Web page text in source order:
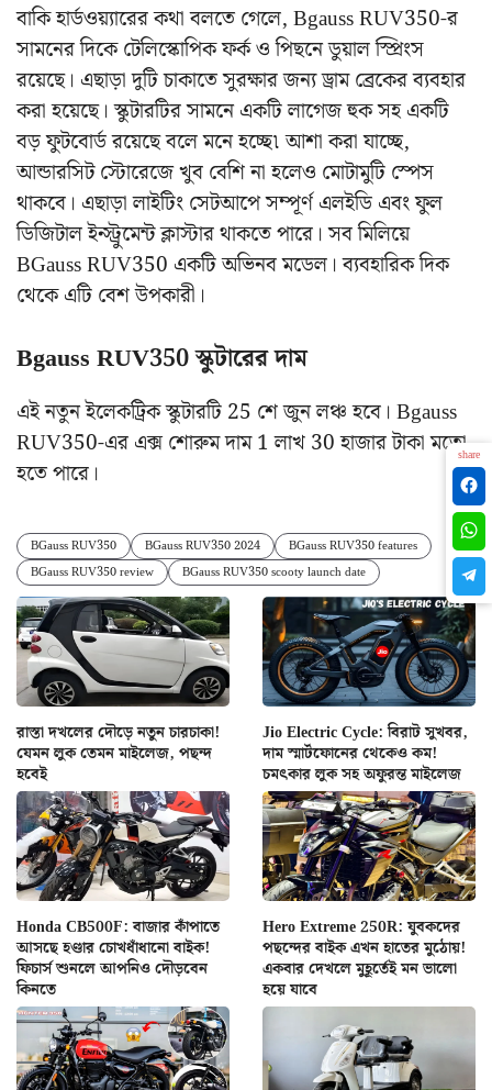
বাকি হার্ডওয়্যারের কথা বলতে গেলে, Bgauss RUV350-র
সামনের দিকে টেলিস্কোপিক ফর্ক ও পিছনে ডুয়াল স্প্রিংস
রয়েছে। এছাড়া দুটি চাকাতে সুরক্ষার জন্য ড্রাম ব্রেকের ব্যবহার
করা হয়েছে। স্কুটারটির সামনে একটি লাগেজ হুক সহ একটি
বড় ফুটবোর্ড রয়েছে বলে মনে হচ্ছে৷ আশা করা যাচ্ছে,
আন্ডারসিট স্টোরেজে খুব বেশি না হলেও মোটামুটি স্পেস
থাকবে। এছাড়া লাইটিং সেটআপে সম্পূর্ণ এলইডি এবং ফুল
ডিজিটাল ইন্স্ট্রুমেন্ট ক্লাস্টার থাকতে পারে। সব মিলিয়ে
BGauss RUV350 একটি অভিনব মডেল। ব্যবহারিক দিক
থেকে এটি বেশ উপকারী।
Bgauss RUV350 স্কুটারের দাম
এই নতুন ইলেকট্রিক স্কুটারটি 25 শে জুন লঞ্চ হবে। Bgauss
RUV350-এর এক্স শোরুম দাম 1 লাখ 30 হাজার টাকা মতো
হতে পারে।
BGauss RUV350 BGauss RUV350 2024
BGauss RUV350 features
BGauss RUV350 review
BGauss RUV350 scooty launch date
রাস্তা দখলের দৌড়ে নতুন চারচাকা!
যেমন লুক তেমন মাইলেজ, পছন্দ
হবেই
Jio Electric Cycle: বিরাট সুখবর,
দাম স্মার্টফোনের থেকেও কম!
চমৎকার লুক সহ অফুরন্ত মাইলেজ
Honda CB500F: বাজার কাঁপাতে
আসছে হণ্ডার চোখধাঁধানো বাইক!
ফিচার্স শুনলে আপনিও দৌড়বেন
কিনতে
Hero Extreme 250R: যুবকদের
পছন্দের বাইক এখন হাতের মুঠোয়!
একবার দেখলে মুহূর্তেই মন ভালো
হয়ে যাবে
share